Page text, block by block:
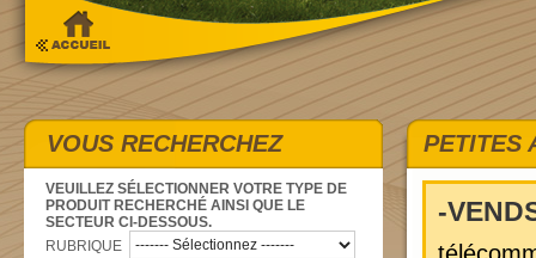
PETITES
-
VOUS RECHERCHEZ
VEUILLEZ SÉLECTIONNER VOTRE TYPE DE
PRODUIT RECHERCHÉ AINSI QUE LE
SECTEUR CI-DESSOUS.
RUBRIQUE